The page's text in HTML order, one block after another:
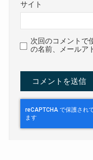
サイト
次回のコメントで
の名前、メールア